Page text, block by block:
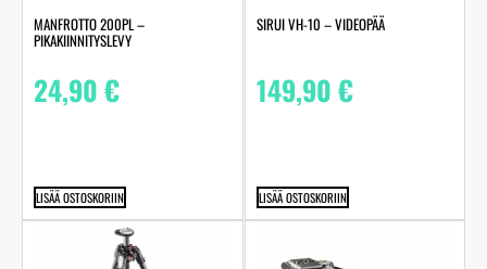
MANFROTTO 200PL –
PIKAKIINNITYSLEVY
24,90€
LISÄÄ OSTOSKORIIN
SIRUI VH-10 – VIDEOPÄÄ
149,90€
LISÄÄ OSTOSKORIIN